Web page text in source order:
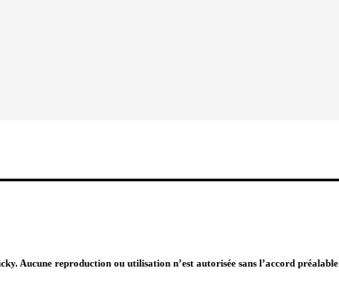
Aucune reproduction ou utilisation n’est autorisée sans l’accord